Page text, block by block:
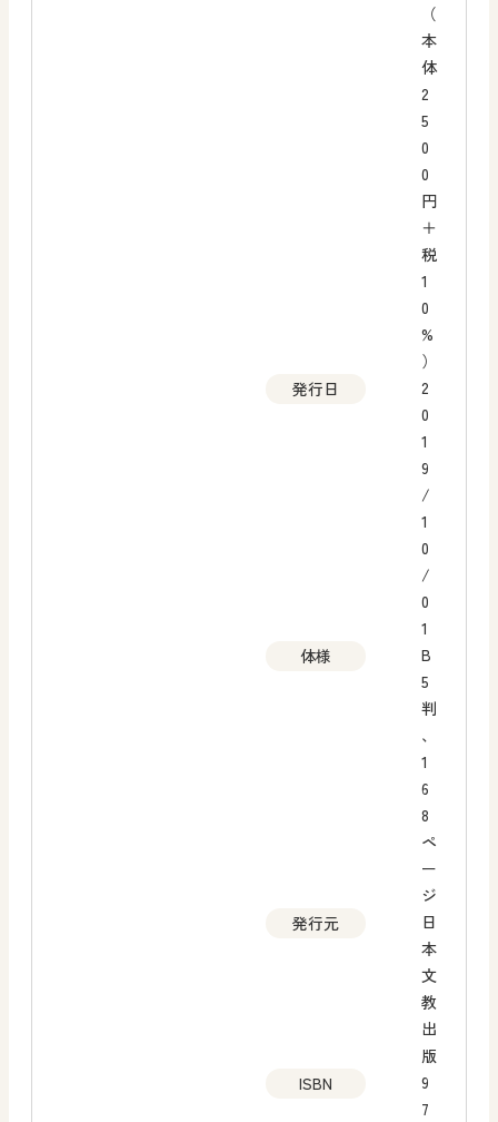
（
本
体
2
5
0
0
円
＋
税
1
0
%
）
発行日
2
0
1
9
/
1
0
/
0
1
体様
B
5
判
、
1
6
8
ペ
ー
ジ
発行元
日
本
文
教
出
版
ISBN
9
7